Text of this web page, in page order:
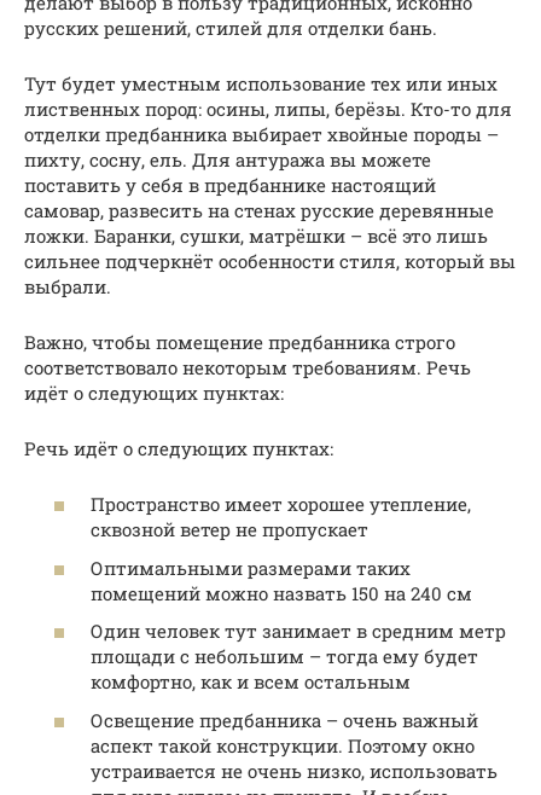
русских решений, стилей для отделки бань.
Тут будет уместным использование тех или иных
лиственных пород: осины, липы, берёзы. Кто-то для
отделки предбанника выбирает хвойные породы –
пихту, сосну, ель. Для антуража вы можете
поставить у себя в предбаннике настоящий
самовар, развесить на стенах русские деревянные
ложки. Баранки, сушки, матрёшки – всё это лишь
сильнее подчеркнёт особенности стиля, который вы
выбрали.
Важно, чтобы помещение предбанника строго
соответствовало некоторым требованиям. Речь
идёт о следующих пунктах:
Речь идёт о следующих пунктах:
Пространство имеет хорошее утепление,
сквозной ветер не пропускает
Оптимальными размерами таких
помещений можно назвать 150 на 240 см
Один человек тут занимает в средним метр
площади с небольшим – тогда ему будет
комфортно, как и всем остальным
Освещение предбанника – очень важный
аспект такой конструкции. Поэтому окно
устраивается не очень низко, использовать